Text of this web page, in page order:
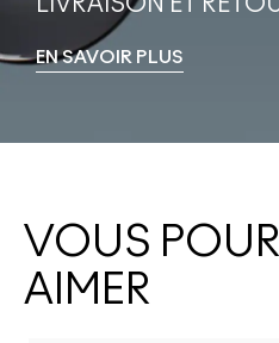
LIVRAISON ET
EN SAVOIR PLUS
VOUS
AIMER